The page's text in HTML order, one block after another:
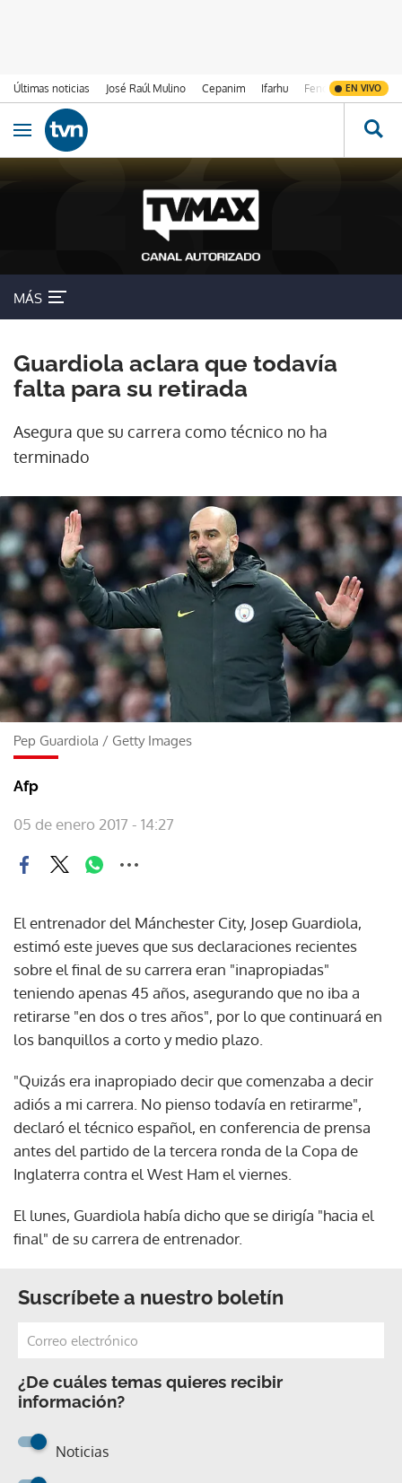
Últimas noticias José Raúl Mulino Cepanim Ifarhu Fenómeno de El
EN VIVO
Ir al contenido
Obrir navegació
MÁS
Guardiola aclara que todavía
falta para su retirada
Asegura que su carrera como técnico no ha
terminado
Pep Guardiola / Getty Images
Afp
05 de enero 2017 - 14:27
El entrenador del Mánchester City, Josep Guardiola,
estimó este jueves que sus declaraciones recientes
sobre el final de su carrera eran "inapropiadas"
teniendo apenas 45 años, asegurando que no iba a
retirarse "en dos o tres años", por lo que continuará en
los banquillos a corto y medio plazo.
"Quizás era inapropiado decir que comenzaba a decir
adiós a mi carrera. No pienso todavía en retirarme",
declaró el técnico español, en conferencia de prensa
antes del partido de la tercera ronda de la Copa de
Inglaterra contra el West Ham el viernes.
El lunes, Guardiola había dicho que se dirigía "hacia el
final" de su carrera de entrenador.
Suscríbete a nuestro boletín
¿De cuáles temas quieres recibir
información?
Noticias